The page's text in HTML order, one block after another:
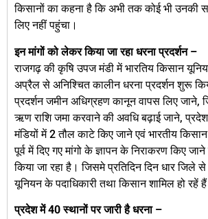
किसानों का कहना है कि अभी तक कोई भी
लिए नहीं पहुंचा।
इन मांगों को लेकर किया जा रहा धरना प्रदर्शन –
राजगढ़ की कृषि उपज मंडी में भारतिय किसान
अप्रैल से अनिश्चित कालीन धरना प्रदर्शन शुरू
प्रदर्शन जमीन अधिग्रहण कानून वापस लिए जाने,
ऋण राशि जमा करवाने की अवधि बढ़ाई जाने,
मंडियों में 2 तौल काटे किए जाने एवं भारतीय किसान
पूर्व में दिए गए मांगो के ज्ञापन के निराकरण किए
किया जा रहा है। जिसमे प्रतिदिन दिन धार जिले से
यूनियन के पदाधिकारी तथा किसान शामिल हो रहें
प्रदेश में 40 स्थानों पर जारी है धरना –